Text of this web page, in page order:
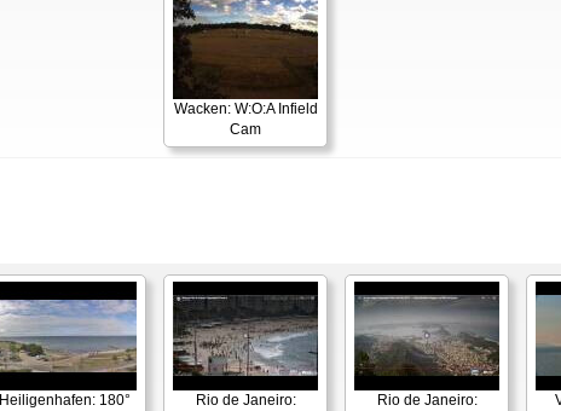
Wacken: W:O:A Infield
Cam
Heiligenhafen: 180°
Rio de Janeiro:
Rio de Janeiro: